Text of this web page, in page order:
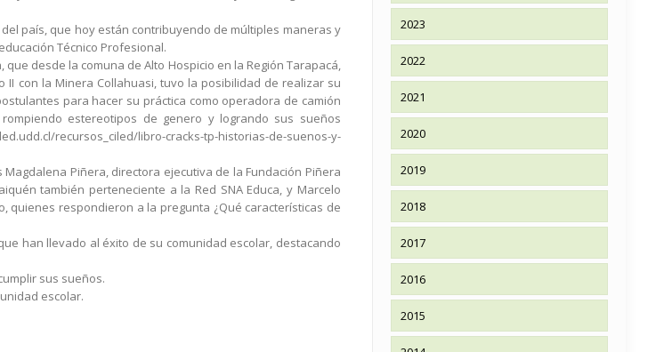
país, que hoy están contribuyendo de múltiples maneras y
Técnico Profesional.
desde la comuna de Alto Hospicio en la Región Tarapacá,
II con la Minera Collahuasi, tuvo la posibilidad de realizar su
para hacer su práctica como operadora de camión
estereotipos de genero y logrando sus sueños
recursos_ciled/libro-cracks-tp-historias-de-suenos-y-
Piñera, directora ejecutiva de la Fundación Piñera
también perteneciente a la Red SNA Educa, y Marcelo
quienes respondieron a la pregunta ¿Qué características de
han llevado al éxito de su comunidad escolar, destacando
sus sueños.
escolar.
2023
2022
2021
2020
2019
2018
2017
2016
2015